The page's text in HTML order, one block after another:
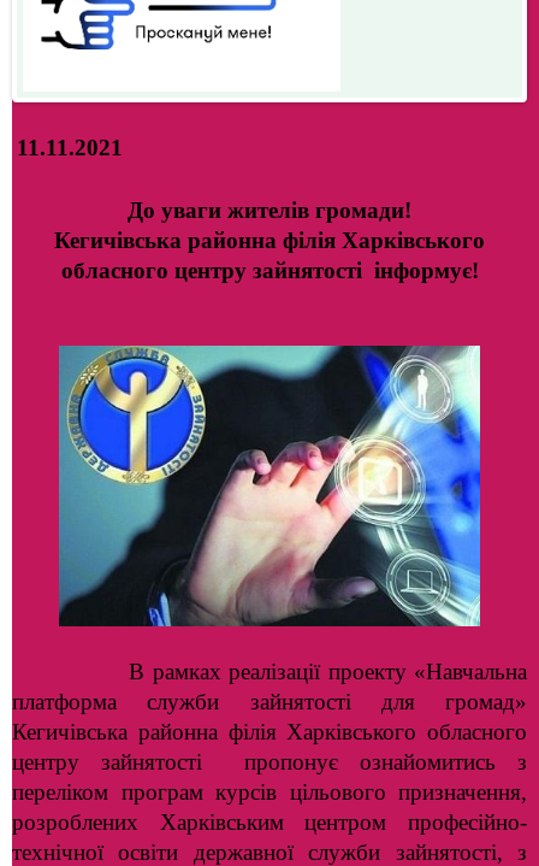
11.11.2021
До уваги жителів громади!
Кегичівська районна філія Харківського
обласного центру зайнятості інформує!
В рамках реалізації проекту «Навчальна
платформа служби зайнятості для громад»
Кегичівська районна філія Харківського обласного
центру зайнятості пропонує ознайомитись з
переліком програм курсів цільового призначення,
розроблених Харківським центром професійно-
технічної освіти державної служби зайнятості, з